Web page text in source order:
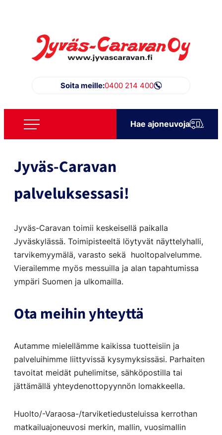
sisältöön
Jyväs-Caravan Oy
Soita meille:0400 214 400
Hae ajoneuvoja
Jyväs-Caravan
palveluksessasi!
Jyväs-Caravan toimii keskeisellä paikalla
Jyväskylässä. Toimipisteeltä löytyvät näyttelyhalli,
tarvikemyymälä, varasto sekä huoltopalvelumme.
Vierailemme myös messuilla ja alan tapahtumissa
ympäri Suomen ja ulkomailla.
Ota meihin yhteyttä
Autamme mielellämme kaikissa tuotteisiin ja
palveluihimme liittyvissä kysymyksissäsi. Parhaiten
tavoitat meidät puhelimitse, sähköpostilla tai
jättämällä yhteydenottopyynnön lomakkeella.
Huolto/-Varaosa-/tarviketiedusteluissa kerrothan
matkailuajoneuvosi merkin, mallin, vuosimallin